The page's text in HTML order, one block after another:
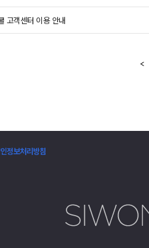
고객센터 이용 안내
정보처리방침